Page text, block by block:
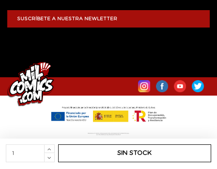
SIN STOCK
SUSCRÍBETE A NUESTRA NEWLETTER